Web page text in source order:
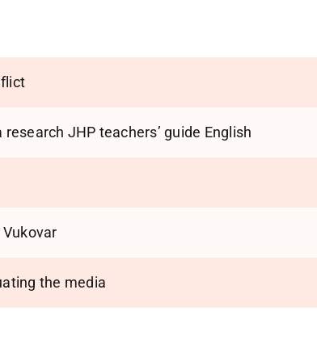
JHP teachers’ guide English
the media